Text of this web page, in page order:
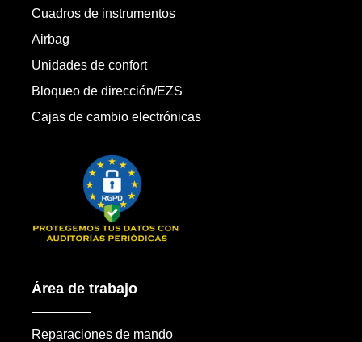
Cuadros de instrumentos
Airbag
Unidades de confort
Bloqueo de dirección/EZS
Cajas de cambio electrónicas
Área de trabajo
Reparaciones de mando